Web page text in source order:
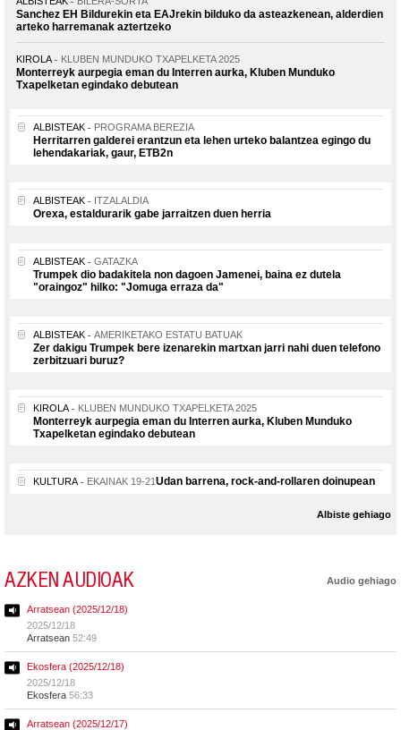
Sanchez EH Bildurekin eta EAJrekin bilduko da asteazkenean, alderdien
arteko harremanak aztertzeko
KIROLA KLUBEN MUNDUKO TXAPELKETA 2025
Monterreyk aurpegia eman du Interren aurka, Kluben Munduko
Txapelketan egindako debutean
ALBISTEAK PROGRAMA BEREZIA
Herritarren galderei erantzun eta lehen urteko balantzea egingo du
lehendakariak, gaur, ETB2n
ALBISTEAK ITZALALDIA
Orexa, estaldurarik gabe jarraitzen duen herria
ALBISTEAK GATAZKA
Trumpek dio badakitela non dagoen Jamenei, baina ez dutela
"oraingoz" hilko: "Jomuga erraza da"
ALBISTEAK AMERIKETAKO ESTATU BATUAK
Zer dakigu Trumpek bere izenarekin martxan jarri nahi duen telefono
zerbitzuari buruz?
KIROLA KLUBEN MUNDUKO TXAPELKETA 2025
Monterreyk aurpegia eman du Interren aurka, Kluben Munduko
Txapelketan egindako debutean
KULTURA EKAINAK 19-21Udan barrena, rock-and-rollaren doinupean
Albiste gehiago
AZKEN AUDIOAK Audio gehiago
Arratsean (2025/12/18)
2025/12/18
Arratsean 52:49
Ekosfera (2025/12/18)
2025/12/18
Ekosfera 56:33
Arratsean (2025/12/17)